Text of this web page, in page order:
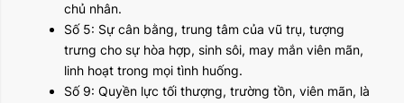
chủ nhân.
Số 5: Sự cân bằng, trung tâm của vũ trụ, tượng
trưng cho sự hòa hợp, sinh sôi, may mắn viên mãn,
linh hoạt trong mọi tình huống.
Số 9: Quyền lực tối thượng, trường tồn, viên mãn, là